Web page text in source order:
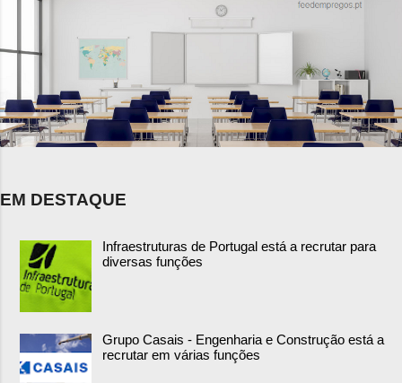
EM DESTAQUE
Infraestruturas de Portugal está a recrutar para
diversas funções
Grupo Casais - Engenharia e Construção está a
recrutar em várias funções